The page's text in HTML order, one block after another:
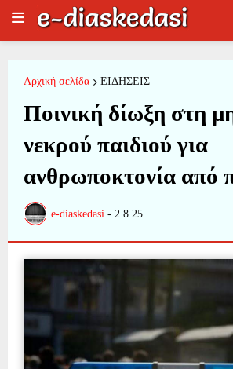
Αρχική σελίδα ΕΙΔΗΣΕΙΣ
Ποινική δίωξη στη
νεκρού παιδιού για
ανθρωποκτονία από
e-diaskedasi - 2.8.25